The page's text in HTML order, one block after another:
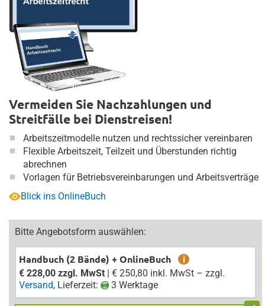
Vermeiden Sie Nachzahlungen und
Streitfälle bei Dienstreisen!
Arbeitszeitmodelle nutzen und rechtssicher vereinbaren
Flexible Arbeitszeit, Teilzeit und Überstunden richtig
abrechnen
Vorlagen für Betriebsvereinbarungen und Arbeitsverträge
Blick ins OnlineBuch
Bitte Angebotsform auswählen:
Handbuch (2 Bände) + OnlineBuch
i
€ 228,00 zzgl. MwSt
| € 250,80 inkl. MwSt – zzgl.
Versand, Lieferzeit: 3 Werktage